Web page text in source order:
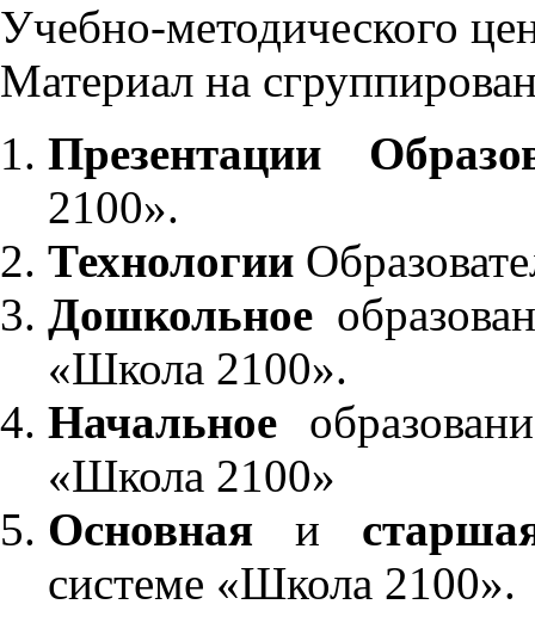
Учебно-методического
Материал на
Презентации
2100».
Технологии
Дошкольное
«Школа 2100».
Начальное
«Школа 2100»
Основнаяи
системе «Школа 2100».